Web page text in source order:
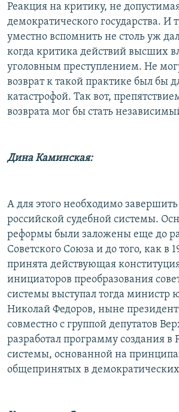
Реакция на критику, не
демократического государства. И
уместно вспомнить не столь уж
когда критика действий высших
уголовным преступлением. Не
возврат к такой практике был бы
катастрофой. Так вот,
возврата мог бы стать
Дина Каминская:
А для этого необходимо
российской судебной системы.
реформы были заложены еще до
Советского Союза и до того, как в
принята действующая
инициаторов преобразования
системы выступал тогда министр
Николай Федоров, ныне
совместно с группой депутатов
разработал программу создания в
системы, основанной на
общепринятых в